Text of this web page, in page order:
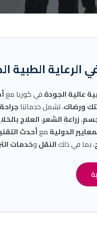
الرعاية الطبية
عالية الجودةفي كوريا مع
ورضاك. تشمل خدماتنا
،زراعة الشعر،العلاج
الدوليةمعأحدث
، بما في ذلكالنقلوخدمات